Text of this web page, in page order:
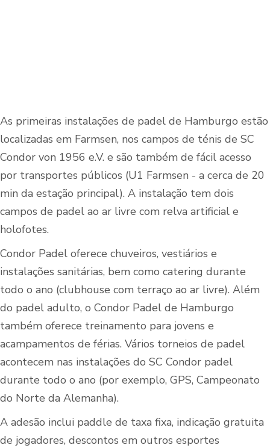
As primeiras instalações de padel de Hamburgo estão
localizadas em Farmsen, nos campos de ténis de SC
Condor von 1956 e.V. e são também de fácil acesso
por transportes públicos (U1 Farmsen - a cerca de 20
min da estação principal). A instalação tem dois
campos de padel ao ar livre com relva artificial e
holofotes.
Condor Padel oferece chuveiros, vestiários e
instalações sanitárias, bem como catering durante
todo o ano (clubhouse com terraço ao ar livre). Além
do padel adulto, o Condor Padel de Hamburgo
também oferece treinamento para jovens e
acampamentos de férias. Vários torneios de padel
acontecem nas instalações do SC Condor padel
durante todo o ano (por exemplo, GPS, Campeonato
do Norte da Alemanha).
A adesão inclui paddle de taxa fixa, indicação gratuita
de jogadores, descontos em outros esportes